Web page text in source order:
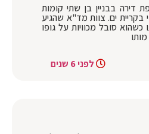
דירה בבניין בן שתי קומות
בקריית ים. צוות מד"א שהגיע
סובל מכוויות על גופו
לפני 6 שנים